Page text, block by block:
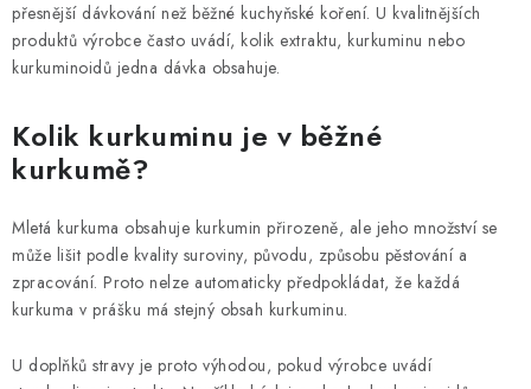
přesnější dávkování než běžné kuchyňské koření. U kvalitnějších
produktů výrobce často uvádí, kolik extraktu, kurkuminu nebo
kurkuminoidů jedna dávka obsahuje.
Kolik kurkuminu je v běžné
kurkumě?
Mletá kurkuma obsahuje kurkumin přirozeně, ale jeho množství se
může lišit podle kvality suroviny, původu, způsobu pěstování a
zpracování. Proto nelze automaticky předpokládat, že každá
kurkuma v prášku má stejný obsah kurkuminu.
U doplňků stravy je proto výhodou, pokud výrobce uvádí